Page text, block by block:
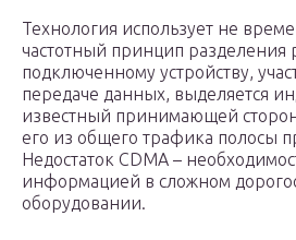
Технология использует не
частотный принцип разделения
подключенному устройству,
передаче данных, выделяется
известный принимающей
его из общего трафика полосы
Недостаток CDMA –
информацией в сложном
оборудовании.